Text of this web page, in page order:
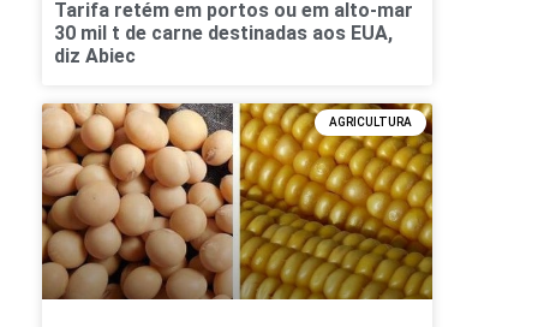
Tarifa retém em portos ou em alto-mar
30 mil t de carne destinadas aos EUA,
diz Abiec
AGRICULTURA